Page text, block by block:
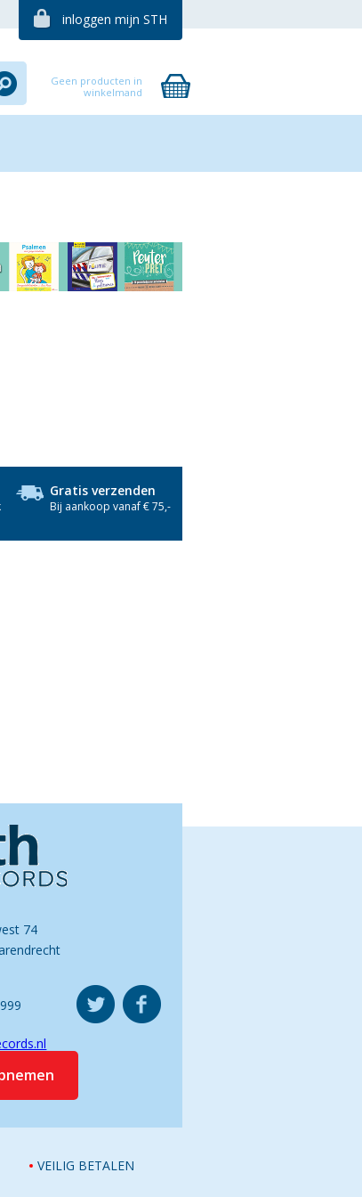
inloggen mijn STH
Geen producten in
winkelmand
Gratis verzenden
Bij aankoop vanaf € 75,-
74
VEILIG BETALEN